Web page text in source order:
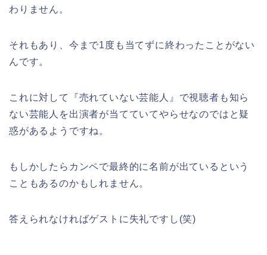
わりません。
それもあり、今まで1度も当てずに終わったことがない
んです。
これに対して『売れていない芸能人』で視聴者も知ら
ない芸能人を出演者が当てていてやらせなのではと疑
惑があるようですね。
もしかしたらカンペで最終的に名前が出ているという
こともあるのかもしれません。
答えられなければゲストに失礼ですし(笑)